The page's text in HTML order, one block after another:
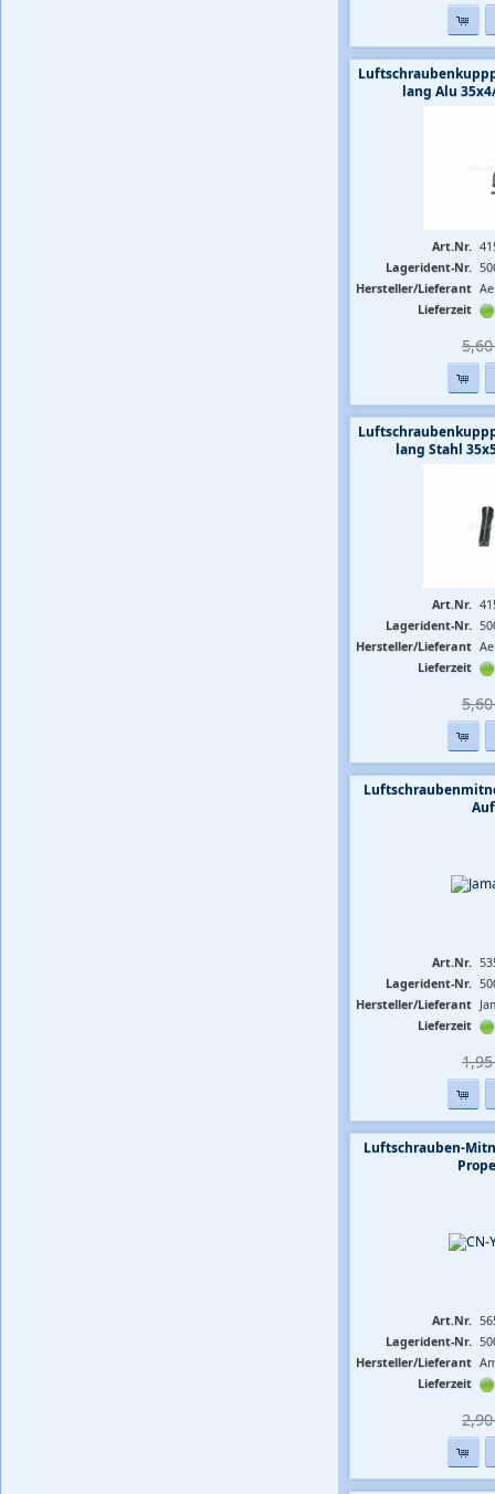
lang Alu
Art.Nr.
Lagerident-Nr.
Hersteller/Lieferant
Lieferzeit
5,60
lang Stahl
Art.Nr.
Lagerident-Nr.
Hersteller/Lieferant
Lieferzeit
5,60
Art.Nr.
Lagerident-Nr.
Hersteller/Lieferant
Lieferzeit
1,95
Luftschrauben-
Art.Nr.
Lagerident-Nr.
Hersteller/Lieferant
Lieferzeit
2,90